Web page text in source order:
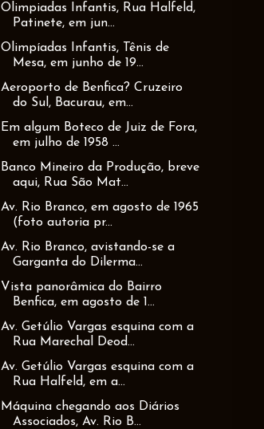
Olimpiadas Infantis, Rua Halfeld,
Patinete, em jun...
Olimpíadas Infantis, Tênis de
Mesa, em junho de 19...
Aeroporto de Benfica? Cruzeiro
do Sul, Bacurau, em...
Em algum Boteco de Juiz de Fora,
em julho de 1958 ...
Banco Mineiro da Produção, breve
aqui, Rua São Mat...
Av. Rio Branco, em agosto de 1965
(foto autoria pr...
Av. Rio Branco, avistando-se a
Garganta do Dilerma...
Vista panorâmica do Bairro
Benfica, em agosto de 1...
Av. Getúlio Vargas esquina com a
Rua Marechal Deod...
Av. Getúlio Vargas esquina com a
Rua Halfeld, em a...
Máquina chegando aos Diários
Associados, Av. Rio B...